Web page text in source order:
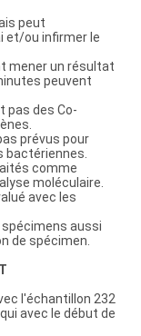
peut
et/ou infirmer le
mener un résultat
peuvent
pas des Co-
prévus pour
bactériennes.
comme
moléculaire.
avec les
aussi
de spécimen.
l'échantillon 232
avec le début de